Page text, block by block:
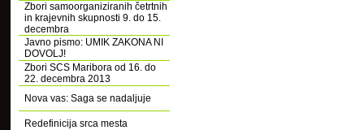
Zbori samoorganiziranih četrtnih
in krajevnih skupnosti 9. do 15.
decembra
Javno pismo: UMIK ZAKONA NI
DOVOLJ!
Zbori SCS Maribora od 16. do
22. decembra 2013
Nova vas: Saga se nadaljuje
Redefinicija srca mesta